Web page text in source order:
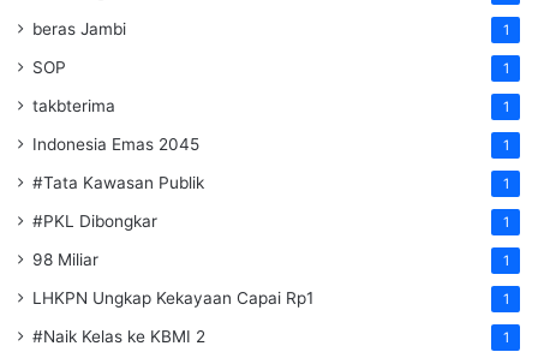
beras Jambi 1
SOP 1
takbterima 1
Indonesia Emas 2045 1
#Tata Kawasan Publik 1
#PKL Dibongkar 1
98 Miliar 1
LHKPN Ungkap Kekayaan Capai Rp1 1
#Naik Kelas ke KBMI 2 1